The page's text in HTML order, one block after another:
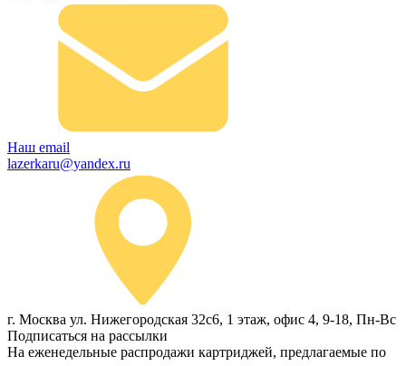
Наш email
lazerkaru@yandex.ru
г. Москва ул. Нижегородская 32с6, 1 этаж, офис 4, 9-18, Пн-Вс
Подписаться на рассылки
На еженедельные распродажи картриджей, предлагаемые по